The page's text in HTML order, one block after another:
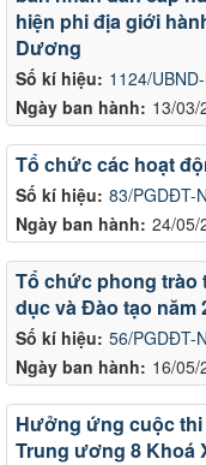
Số kí hiệu: 1124/
Ngày ban hành: 13/03/
hiện phi địa giới
Dương
Số kí hiệu: 83/PGDĐT-
Ngày ban hành: 24/05/
Tổ chức các hoạt
Số kí hiệu: 56/PGDĐT-
Ngày ban hành: 16/05/
Tổ chức phong trào
dục và Đào tạo năm
Hưởng ứng cuộc
Trung ương 8 Khoá